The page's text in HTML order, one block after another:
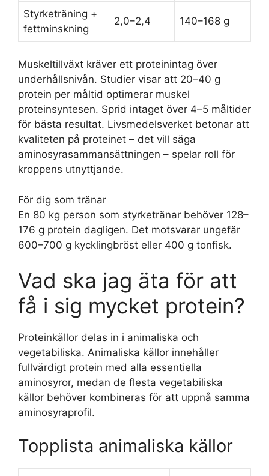
Styrketräning +
fettminskning
2,0–2,4 140–168 g
Muskeltillväxt kräver ett proteinintag över
underhållsnivån. Studier visar att 20–40 g
protein per måltid optimerar muskel
proteinsyntesen. Sprid intaget över 4–5 måltider
för bästa resultat. Livsmedelsverket betonar att
kvaliteten på proteinet – det vill säga
aminosyrasammansättningen – spelar roll för
kroppens utnyttjande.
För dig som tränar
En 80 kg person som styrketränar behöver 128–
176 g protein dagligen. Det motsvarar ungefär
600–700 g kycklingbröst eller 400 g tonfisk.
Vad ska jag äta för att
få i sig mycket protein?
Proteinkällor delas in i animaliska och
vegetabiliska. Animaliska källor innehåller
fullvärdigt protein med alla essentiella
aminosyror, medan de flesta vegetabiliska
källor behöver kombineras för att uppnå samma
aminosyraprofil.
Topplista animaliska källor